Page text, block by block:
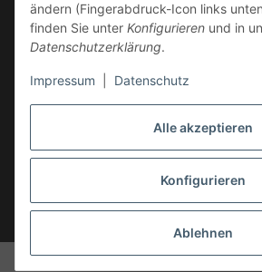
Alle akzeptieren
Konfigurieren
Ablehnen
ändern (Fingerabdruck-Icon links
finden Sie unter Konfigurieren und in
Datenschutzerklärung.
Impressum Datenschutz